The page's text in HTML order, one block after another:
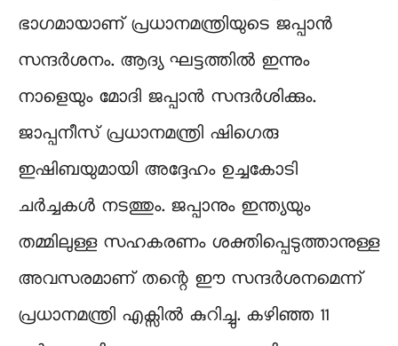
ഭാ​ഗമായാണ് പ്രധാനമന്ത്രിയുടെ ജപ്പാൻ
സന്ദർശനം. ആദ്യ ഘട്ടത്തിൽ ഇന്നും
നാളെയും മോദി ജപ്പാൻ സന്ദർശിക്കും.
ജാപ്പനീസ് പ്രധാനമന്ത്രി ഷിഗെരു
ഇഷിബയുമായി അദ്ദേഹം ഉച്ചകോടി
ചർച്ചകൾ നടത്തും. ജപ്പാനും ഇന്ത്യയും
തമ്മിലുള്ള സഹകരണം ശക്തിപ്പെടുത്താനുള്ള
അവസരമാണ് തന്റെ ഈ സന്ദർശനമെന്ന്
പ്രധാനമന്ത്രി എക്സിൽ കുറിച്ചു. കഴിഞ്ഞ 11